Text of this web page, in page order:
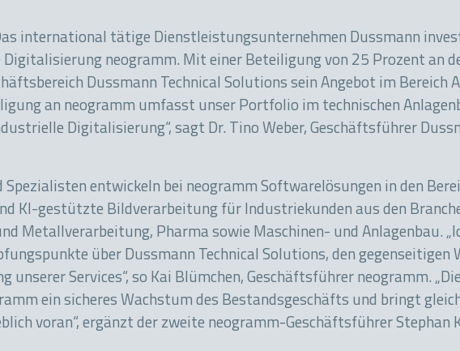
international tätige Dienstleistungsunternehmen Dussmann
neogramm. Mit einer Beteiligung von 25 Prozent an
Dussmann Technical Solutions sein Angebot im Bereich
an neogramm umfasst unser Portfolio im technischen
Digitalisierung“, sagt Dr. Tino Weber, Geschäftsführer
entwickeln bei neogramm Software­lösungen in den
KI-gestützte Bild­ver­arbeitung für Industriekunden aus den
Metallverarbeitung, Pharma sowie Maschinen- und Anlagen­bau.
über Dussmann Technical Solutions, den gegenseitigen
unserer Services“, so Kai Blümchen, Geschäfts­führer neogram­m.
ein sicheres Wachs­tum des Bestandsgeschäfts und bringt
voran“, ergänzt der zweite neogramm-Geschäftsführer Stephan